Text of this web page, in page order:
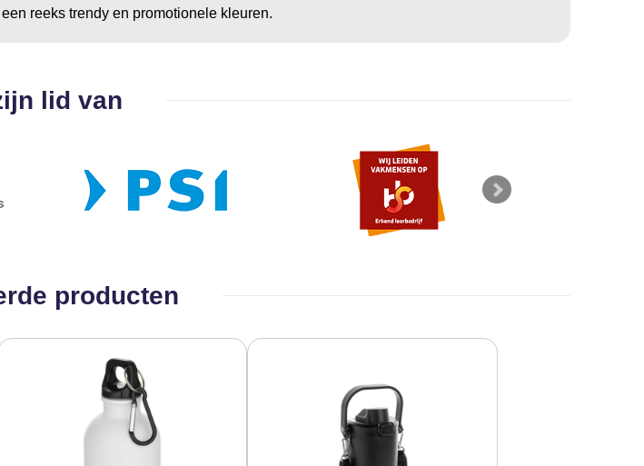
reeks trendy en promotionele kleuren.
lid van
producten